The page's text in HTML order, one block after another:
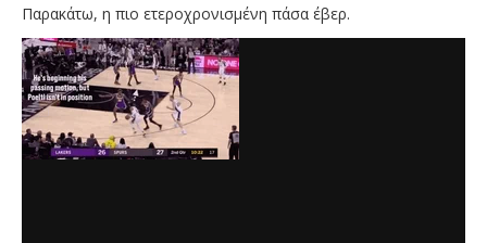
Παρακάτω, η πιο ετεροχρονισμένη πάσα έβερ.